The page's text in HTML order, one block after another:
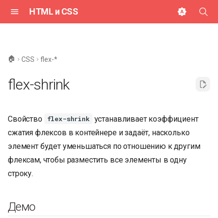
HTML и CSS
ц
а
л
и
з
ц
🏠 CSS flex-*
flex-shrink
Свойство flex-shrink устанавливает коэффициент
сжатия флексов в контейнере и задаёт, насколько
элемент будет уменьшаться по отношению к другим
флексам, чтобы разместить все элементы в одну
строку.
Демо